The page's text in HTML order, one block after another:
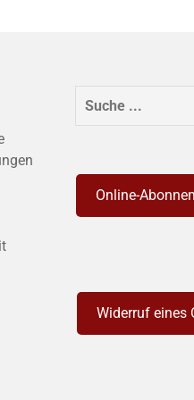
SUCHEN
Online-
Widerruf eines